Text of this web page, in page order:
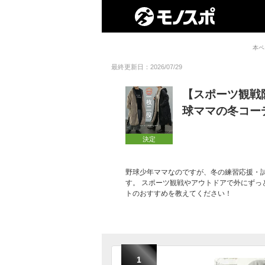
本
最終更新日：2026/07/29
決定
【スポーツ観
球ママの冬コー
野球少年ママなのですが、冬の練習応援・
す。 スポーツ観戦やアウトドアで外にず
トのおすすめを教えてください！
1